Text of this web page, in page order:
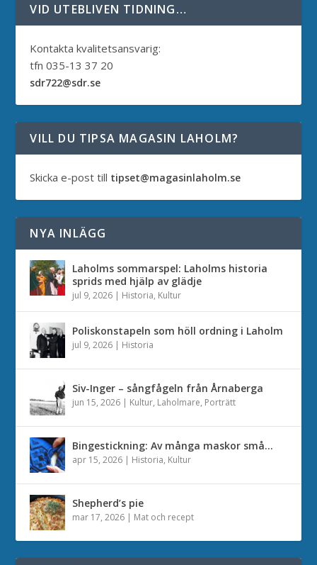
VID UTEBLIVEN TIDNING…
Kontakta kvalitetsansvarig:
tfn 035-13 37 20
sdr722@sdr.se
VILL DU TIPSA MAGASIN LAHOLM?
Skicka e-post till tipset@magasinlaholm.se
NYA INLÄGG
Laholms sommarspel: Laholms historia
sprids med hjälp av glädje
jul 9, 2026 | Historia, Kultur
Poliskonstapeln som höll ordning i Laholm
jul 9, 2026 | Historia
Siv-Inger – sångfågeln från Årnaberga
jun 15, 2026 | Kultur, Laholmare, Porträtt
Bingestickning: Av många maskor små…
apr 15, 2026 | Historia, Kultur
Shepherd’s pie
mar 17, 2026 | Mat och recept